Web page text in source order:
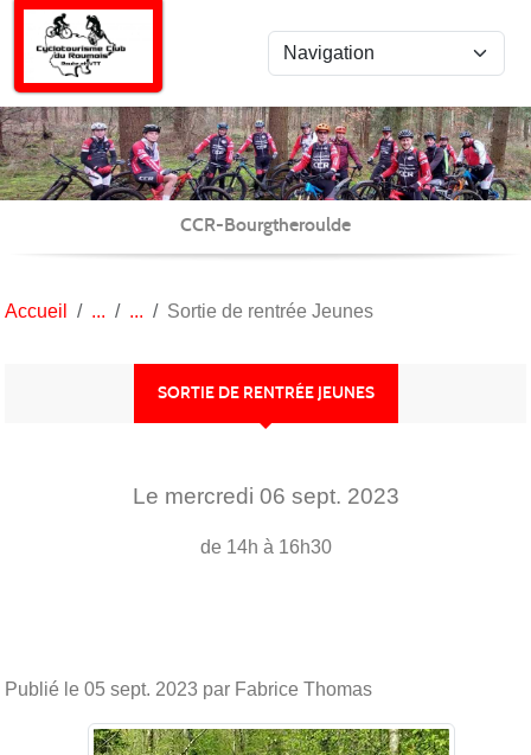
CCR-Bourgtheroulde
Accueil Sortie de rentrée Jeunes
SORTIE DE RENTRÉE JEUNES
Le mercredi 06 sept. 2023
de 14h à 16h30
Publié le 05 sept. 2023 par Fabrice Thomas
Panneau de gestion des cookies